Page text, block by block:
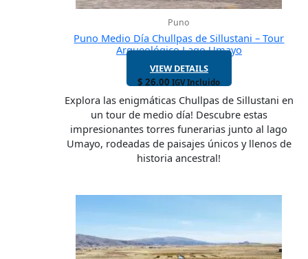
Puno
Puno Medio Día Chullpas de Sillustani – Tour
Arqueológico Lago Umayo
VIEW DETAILS
$ 26.00 IGV Incluido
Explora las enigmáticas Chullpas de Sillustani en
un tour de medio día! Descubre estas
impresionantes torres funerarias junto al lago
Umayo, rodeadas de paisajes únicos y llenos de
historia ancestral!